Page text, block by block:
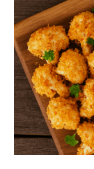
Free